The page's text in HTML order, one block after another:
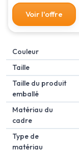
Voir l'offre
Couleur
Taille
Taille du produit
emballé
Matériau du
cadre
Type de
matériau